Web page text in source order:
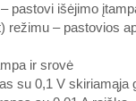
pastovi išėjimo
režimu – pastovios
ir srovė
su 0,1 V skiriamąja